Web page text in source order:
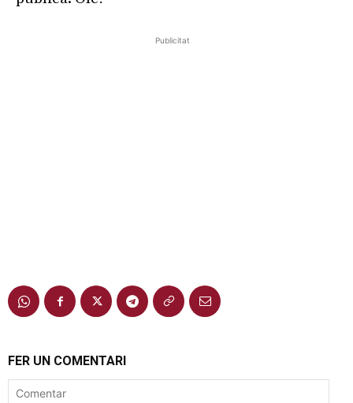
Publicitat
FER UN COMENTARI